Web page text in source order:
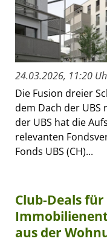
24.03.2026, 11:20
Die Fusion dreier
dem Dach der
der UBS hat die
relevanten
Fonds UBS (CH)...
Club-Deals für
aus der